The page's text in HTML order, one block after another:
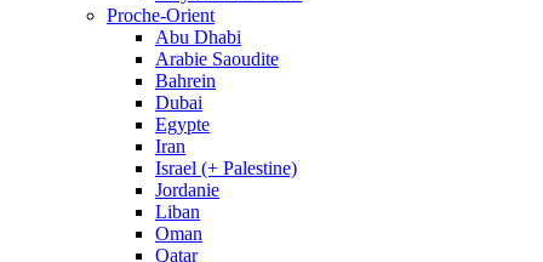
Proche-Orient
Abu Dhabi
Arabie Saoudite
Bahrein
Dubai
Egypte
Iran
Israel (+ Palestine)
Jordanie
Liban
Oman
Qatar